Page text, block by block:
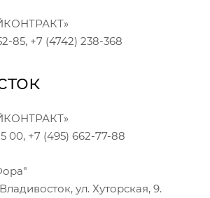
85, +7 (4742) 238-368
00, +7 (495) 662-77-88
ул. Хуторская, 9.